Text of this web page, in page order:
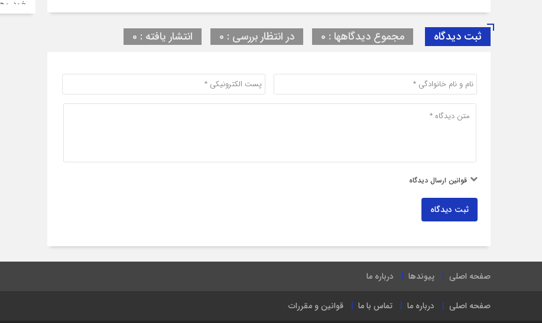
ثبت دیدگاه مجموع دیدگاهها : 0 در انتظار بررسی : 0 انتشار یافته : 0
قوانین ارسال دیدگاه
ثبت دیدگاه
صفحه اصلی پیوندها درباره ما
صفحه اصلی درباره ما تماس با ما قوانین و مقررات